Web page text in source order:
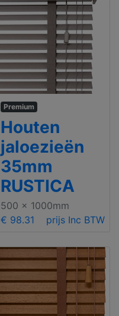
Premium
Houten
jaloezieën
35mm
RUSTICA
500 x 1000mm
€ 98.31
prijs Inc BTW